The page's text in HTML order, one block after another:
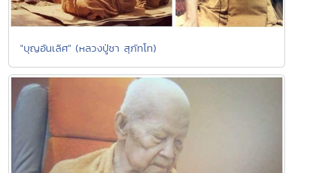
"บุญอันเลิศ" (หลวงปู่ชา สุภัทโท)